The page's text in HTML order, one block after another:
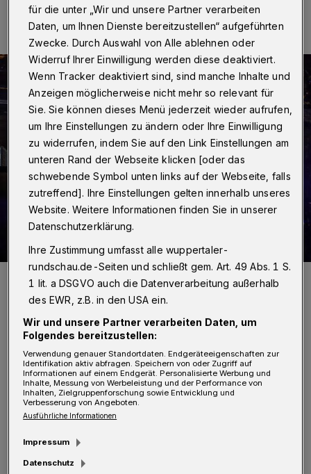
Die Raststätte musste für die Aufnahme der Flüssigkeit gesperrt
werden.
Foto: Christoph Petersen
D as Personal der Raststätte meldetet den
Vorfall gegen 15 Uhr. Laut Aussage der
für die unter „Wir und unsere Partner verarbeiten
Daten, um Ihnen Dienste bereitzustellen“ aufgeführten
Zwecke. Durch Auswahl von Alle ablehnen oder
Widerruf Ihrer Einwilligung werden diese deaktiviert.
Wenn Tracker deaktiviert sind, sind manche Inhalte und
Anzeigen möglicherweise nicht mehr so relevant für
Sie. Sie können dieses Menü jederzeit wieder aufrufen,
um Ihre Einstellungen zu ändern oder Ihre Einwilligung
zu widerrufen, indem Sie auf den Link Einstellungen am
unteren Rand der Webseite klicken [oder das
schwebende Symbol unten links auf der Webseite, falls
zutreffend]. Ihre Einstellungen gelten innerhalb unseres
Website. Weitere Informationen finden Sie in unserer
Datenschutzerklärung.
Ihre Zustimmung umfasst alle wuppertaler-
rundschau.de-Seiten und schließt gem. Art. 49 Abs. 1 S.
1 lit. a DSGVO auch die Datenverarbeitung außerhalb
des EWR, z.B. in den USA ein.
Wir und unsere Partner verarbeiten Daten, um
Folgendes bereitzustellen:
Verwendung genauer Standortdaten. Endgeräteeigenschaften zur
Identifikation aktiv abfragen. Speichern von oder Zugriff auf
Informationen auf einem Endgerät. Personalisierte Werbung und
Inhalte, Messung von Werbeleistung und der Performance von
Inhalten, Zielgruppenforschung sowie Entwicklung und
Verbesserung von Angeboten.
Ausführliche Informationen
Impressum
Datenschutz